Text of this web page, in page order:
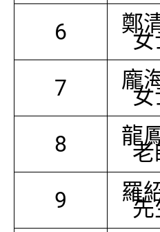
6 鄭
女
7 龐
女
8 龍
老
9 羅
先